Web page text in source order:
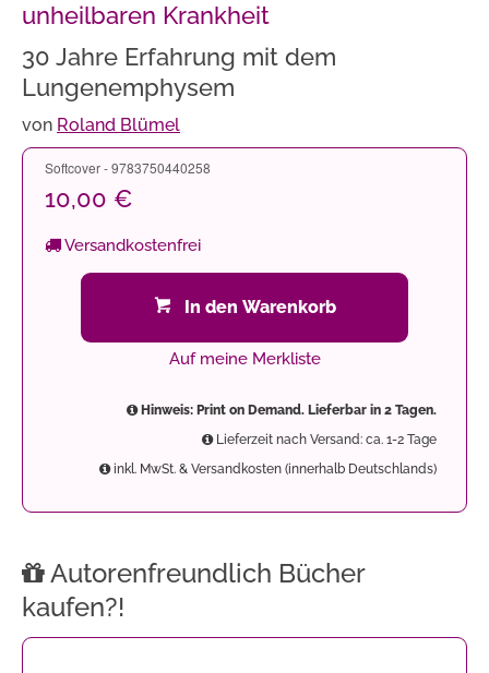
unheilbaren Krankheit
30 Jahre Erfahrung mit dem
Lungenemphysem
von Roland Blümel
Softcover - 9783750440258
10,00 €
Versandkostenfrei
In den Warenkorb
Auf meine Merkliste
Hinweis: Print on Demand. Lieferbar in 2 Tagen.
Lieferzeit nach Versand: ca. 1-2 Tage
inkl. MwSt. & Versandkosten (innerhalb Deutschlands)
Autorenfreundlich Bücher
kaufen?!